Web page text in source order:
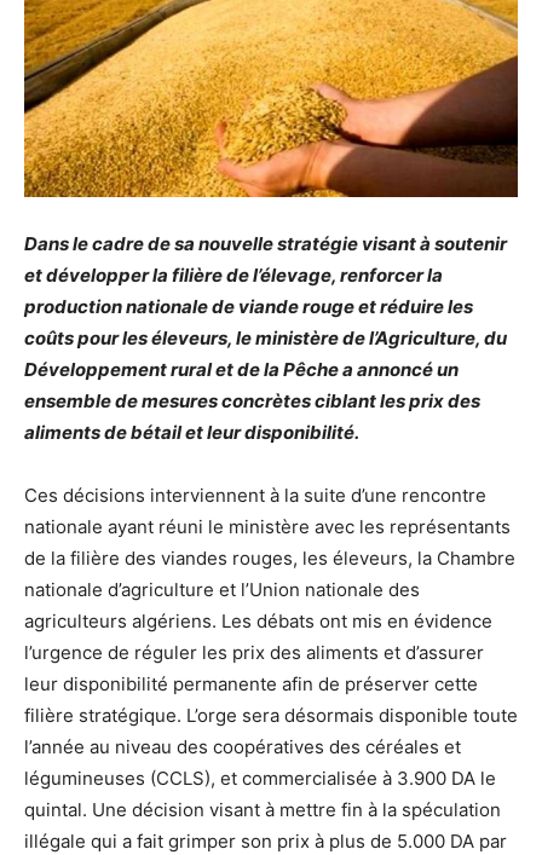
Dans le cadre de sa nouvelle stratégie visant à soutenir
et développer la filière de l’élevage, renforcer la
production nationale de viande rouge et réduire les
coûts pour les éleveurs, le ministère de l’Agriculture, du
Développement rural et de la Pêche a annoncé un
ensemble de mesures concrètes ciblant les prix des
aliments de bétail et leur disponibilité.
Ces décisions interviennent à la suite d’une rencontre
nationale ayant réuni le ministère avec les représentants
de la filière des viandes rouges, les éleveurs, la Chambre
nationale d’agriculture et l’Union nationale des
agriculteurs algériens. Les débats ont mis en évidence
l’urgence de réguler les prix des aliments et d’assurer
leur disponibilité permanente afin de préserver cette
filière stratégique. L’orge sera désormais disponible toute
l’année au niveau des coopératives des céréales et
légumineuses (CCLS), et commercialisée à 3.900 DA le
quintal. Une décision visant à mettre fin à la spéculation
illégale qui a fait grimper son prix à plus de 5.000 DA par